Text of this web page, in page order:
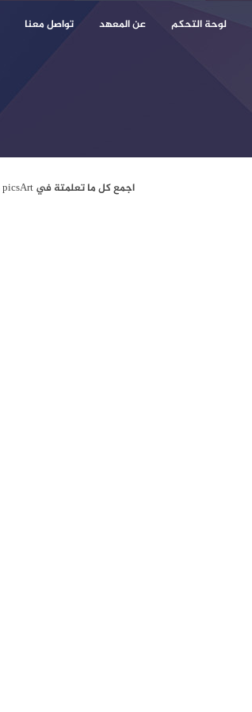
لوحة التحكم عن المعهد تواصل معنا
اجمع كل ما تعلمتة في picsArt في تطبيق واحد على صورة واحدة من اختيارك